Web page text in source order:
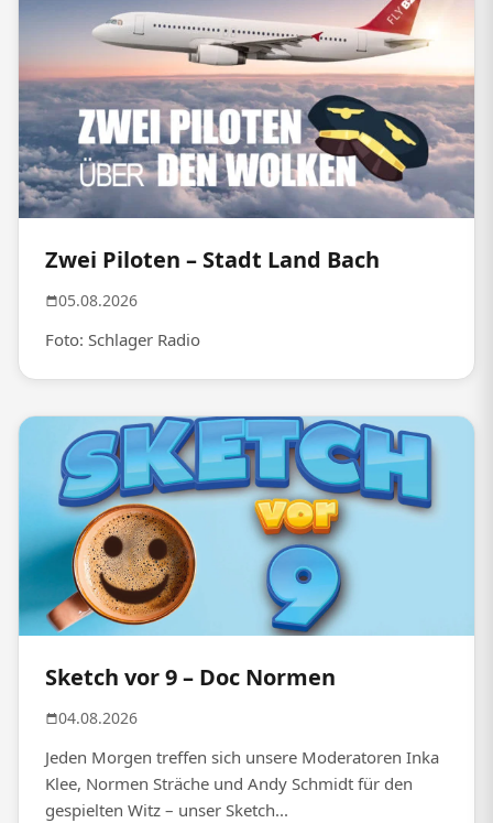
Zwei Piloten – Stadt Land Bach
05.08.2026
Foto: Schlager Radio
Sketch vor 9 – Doc Normen
04.08.2026
Jeden Morgen treffen sich unsere Moderatoren Inka
Klee, Normen Sträche und Andy Schmidt für den
gespielten Witz – unser Sketch...